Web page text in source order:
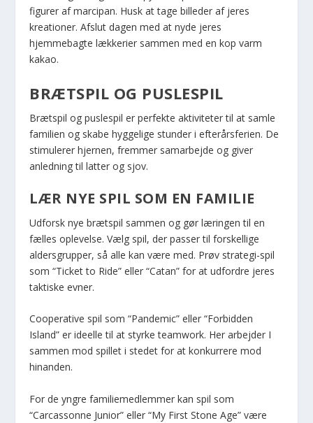
figurer af marcipan. Husk at tage billeder af jeres
kreationer. Afslut dagen med at nyde jeres
hjemmebagte lækkerier sammen med en kop varm
kakao.
BRÆTSPIL OG PUSLESPIL
Brætspil og puslespil er perfekte aktiviteter til at samle
familien og skabe hyggelige stunder i efterårsferien. De
stimulerer hjernen, fremmer samarbejde og giver
anledning til latter og sjov.
LÆR NYE SPIL SOM EN FAMILIE
Udforsk nye brætspil sammen og gør læringen til en
fælles oplevelse. Vælg spil, der passer til forskellige
aldersgrupper, så alle kan være med. Prøv strategi-spil
som “Ticket to Ride” eller “Catan” for at udfordre jeres
taktiske evner.
Cooperative spil som “Pandemic” eller “Forbidden
Island” er ideelle til at styrke teamwork. Her arbejder I
sammen mod spillet i stedet for at konkurrere mod
hinanden.
For de yngre familiemedlemmer kan spil som
“Carcassonne Junior” eller “My First Stone Age” være